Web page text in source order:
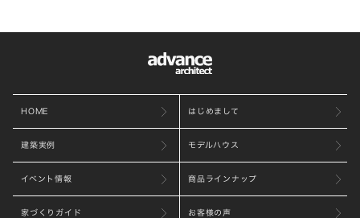
HOME はじめまして
建築実例 モデルハウス
イベント情報 商品ラインナップ
家づくりガイド お客様の声